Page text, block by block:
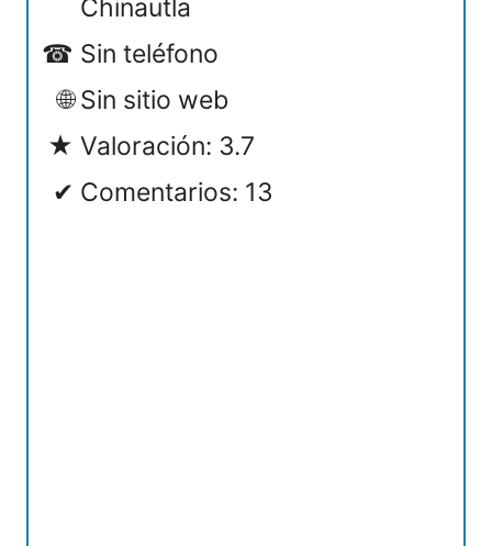
Chinautla
Sin teléfono
Sin sitio web
Valoración: 3.7
Comentarios: 13